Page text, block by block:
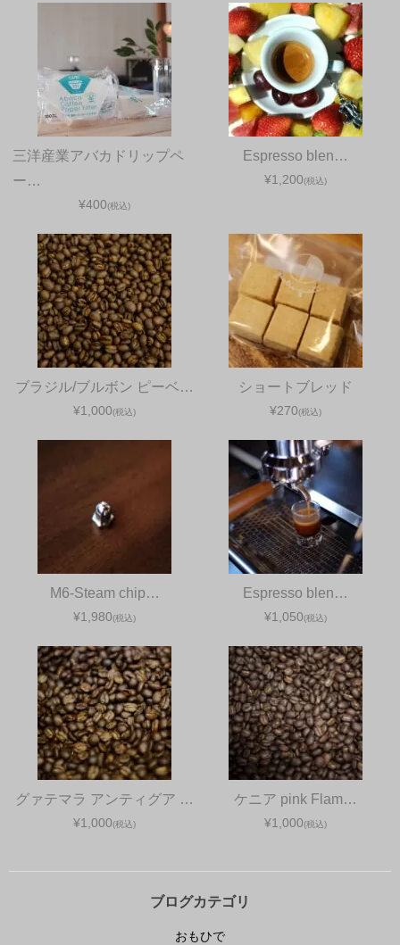
三洋産業アバカドリップペ
ー…
¥400(税込)
Espresso blen…
¥1,200(税込)
ブラジル/ブルボン ピーベ…
¥1,000(税込)
ショートブレッド
¥270(税込)
M6-Steam chip…
¥1,980(税込)
Espresso blen…
¥1,050(税込)
グァテマラ アンティグア …
¥1,000(税込)
ケニア pink Flam…
¥1,000(税込)
ブログカテゴリ
おもひで